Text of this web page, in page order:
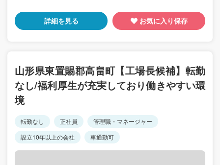
詳細を見る お気に入り保存
山形県東置賜郡高畠町【工場長候補】転勤
なし/福利厚生が充実しており働きやすい環
境
転勤なし 正社員
管理職・マネージャー
設立10年以上の会社
車通勤可